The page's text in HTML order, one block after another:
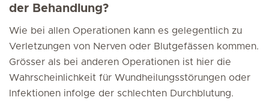
der Behandlung?
Wie bei allen Operationen kann es gelegentlich zu
Verletzungen von Nerven oder Blutgefässen kommen.
Grösser als bei anderen Operationen ist hier die
Wahrscheinlichkeit für Wundheilungsstörungen oder
Infektionen infolge der schlechten Durchblutung.